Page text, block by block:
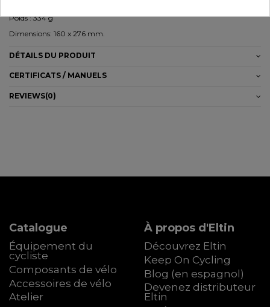
Poids : 334 g
Dimensions: 160 x 276 mm.
DÉTAILS DU PRODUIT
CERTIFICATS / MANUELS
REVIEWS(0)
Catalogue
Équipement du
cycliste
Composants de vélo
Accessoires de vélo
Atelier
À propos d'Eltin
Découvrez Eltin
Keep On Cycling
Blog (en espagnol)
Devenez distributeur
Eltin